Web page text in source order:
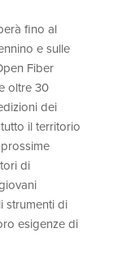
fino al
e sulle
Fiber
oltre 30
dei
il territorio
di
strumenti di
esigenze di